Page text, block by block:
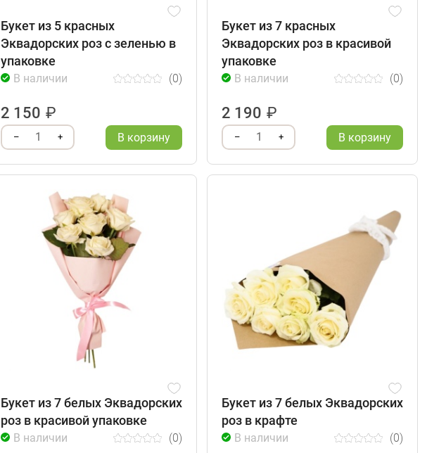
Букет из 5 красных
Эквадорских роз с зеленью в
упаковке
В наличии (0)
2 150 ₽
– 1 + В корзину
Букет из 7 красных
Эквадорских роз в красивой
упаковке
В наличии (0)
2 190 ₽
– 1 + В корзину
Букет из 7 белых Эквадорских
роз в красивой упаковке
В наличии (0)
Букет из 7 белых Эквадорских
роз в крафте
В наличии (0)